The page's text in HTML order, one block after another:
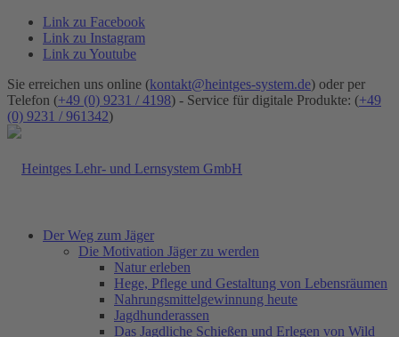
Link zu Facebook
Link zu Instagram
Link zu Youtube
Sie erreichen uns online (kontakt@heintges-system.de) oder per
Telefon (+49 (0) 9231 / 4198) - Service für digitale Produkte: (+49
(0) 9231 / 961342)
Der Weg zum Jäger
Die Motivation Jäger zu werden
Natur erleben
Hege, Pflege und Gestaltung von Lebensräumen
Nahrungsmittelgewinnung heute
Jagdhunderassen
Das Jagdliche Schießen und Erlegen von Wild